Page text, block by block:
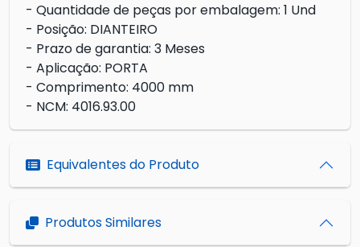
- Quantidade de peças por embalagem: 1 Und
- Posição: DIANTEIRO
- Prazo de garantia: 3 Meses
- Aplicação: PORTA
- Comprimento: 4000 mm
- NCM: 4016.93.00
Equivalentes do Produto
Produtos Similares